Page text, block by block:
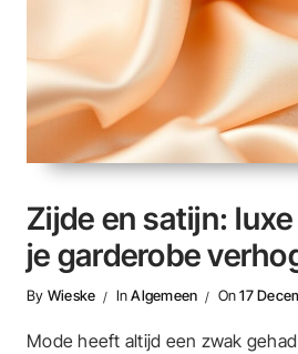
Zijde en satijn:
je garderobe
By Wieske InAlgemeen On17
Mode heeft altijd een zwak